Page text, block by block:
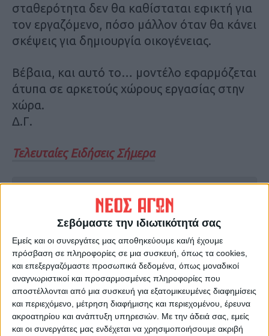
Σεβόμαστε την ιδιωτικότητά σας
Εμείς και οι συνεργάτες μας αποθηκεύουμε και/ή έχουμε
πρόσβαση σε πληροφορίες σε μια συσκευή, όπως τα cookies,
και επεξεργαζόμαστε προσωπικά δεδομένα, όπως μοναδικοί
αναγνωριστικοί και προσαρμοσμένες πληροφορίες που
αποστέλλονται από μια συσκευή για εξατομικευμένες διαφημίσεις
και περιεχόμενο, μέτρηση διαφήμισης και περιεχομένου, έρευνα
ακροατηρίου και ανάπτυξη υπηρεσιών. Με την άδειά σας, εμείς
και οι συνεργάτες μας ενδέχεται να χρησιμοποιήσουμε ακριβή
σταθερότητα δεν θα καθίσταται εφικτή για
τον εργαζόμενο, πόσο μάλλον όταν θα κάνει
σκέψεις για δημιουργία οικογένειας.
Βέβαια, και αυτό το… μοντέλο εφαρμόζεται
άτυπα σε αρκετούς χώρους εργασίας στην
χώρα.
Δ.Γ.
Τελευταίες Ειδήσεις Σήμερα
Ακολούθησε την εφημερίδα ΝΕΟΣ
ΑΓΩΝ στο Google News!
Όλες οι εξελίξεις στην περιοχή της
Καρδίτσας και ευρύτερα της Θεσσαλίας
ΠΡΟΗΓΟΥΜΕΝΟ ΑΡΘΡΟ
Καύσιμα, μια πικρή ιστορία...
ΕΠΟΜΕΝΟ ΑΡΘΡΟ
Ανεξέλεγκτο το πύρινο
μέτωπο στην
Αλεξανδρούπολη